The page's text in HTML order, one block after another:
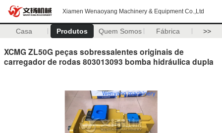
Xiamen Wenaoyang Machinery & Equipment Co.,Ltd
Casa Produtos Quem Somos Fábrica >>
XCMG ZL50G peças sobressalentes originais de
carregador de rodas 803013093 bomba hidráulica dupla